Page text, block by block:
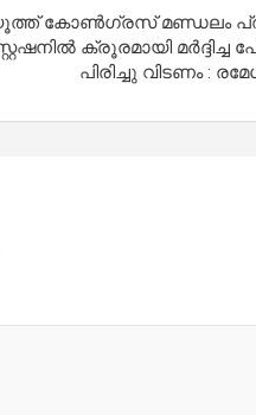
കോൺഗ്രസ് മണ്ഡലം
ക്രൂരമായി
പിരിച്ചു വിടണം :